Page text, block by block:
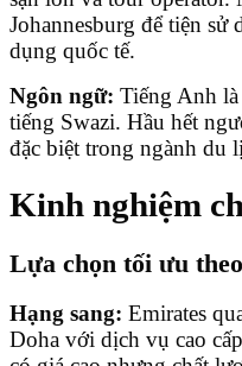
Johannesburg để tiện sử
dụng quốc tế.
Ngôn ngữ: Tiếng Anh
tiếng Swazi. Hầu hết
đặc biệt trong ngành du
Kinh nghiệm
Lựa chọn tối ưu
Hạng sang: Emirates
Doha với dịch vụ cao